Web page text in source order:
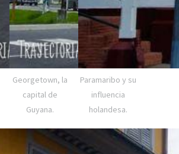
Georgetown, la
capital de
Guyana.
Paramaribo y su
influencia
holandesa.